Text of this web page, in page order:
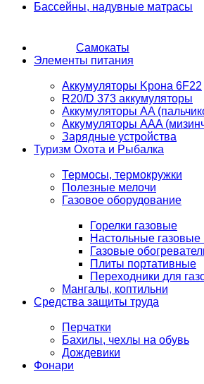
Бассейны, надувные матрасы
Самокаты
Элементы питания
Аккумуляторы Kрона 6F22
R20/D 373 аккумуляторы
Аккумуляторы AA
Аккумуляторы AAA
Зарядные устройства
Туризм Охота и Рыбалка
Термосы, термокружки
Полезные мелочи
Газовое оборудование
Горелки газовые
Настольные газовые
Газовые
Плиты портативные
Переходники для
Мангалы, коптильни
Средства защиты труда
Перчатки
Бахилы, чехлы на обувь
Дождевики
Фонари